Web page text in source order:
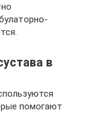
в
помогают